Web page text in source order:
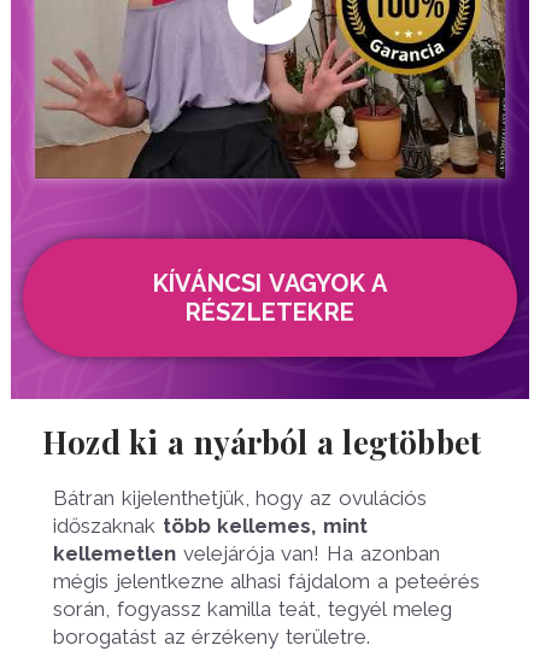
KÍVÁNCSI VAGYOK A
RÉSZLETEKRE
Hozd ki a nyárból a legtöbbet
Bátran kijelenthetjük, hogy az ovulációs
időszaknak több kellemes, mint
kellemetlen velejárója van! Ha azonban
mégis jelentkezne alhasi fájdalom a peteérés
során, fogyassz kamilla teát, tegyél meleg
borogatást az érzékeny területre.